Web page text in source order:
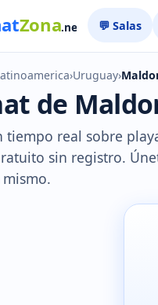
💬 Salas
›Uruguay›
de
tiempo real sobre
sin registro.